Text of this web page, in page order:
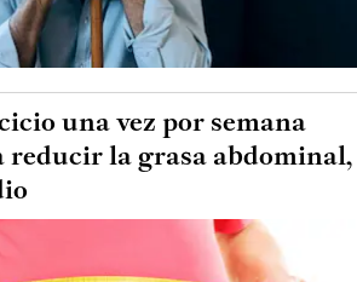
una vez por semana
reducir la grasa abdominal,